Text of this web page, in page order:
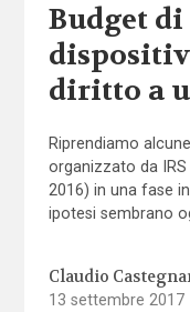
Budget
diritto a
Riprendiamo
organizzato da
2016) in una fase
ipotesi sembrano
Claudio
13 settembre 2017